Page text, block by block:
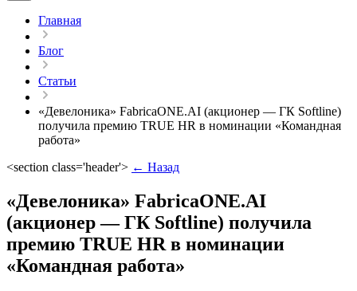
Главная
Блог
Статьи
«Девелоника» FabricaONE.AI (акционер — ГК Softline)
получила премию TRUE HR в номинации «Командная
работа»
<section class='header'> ← Назад
«Девелоника» FabricaONE.AI
(акционер — ГК Softline) получила
премию TRUE HR в номинации
«Командная работа»